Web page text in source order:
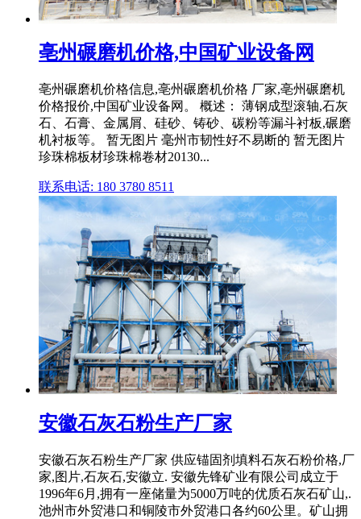
亳州碾磨机价格,中国矿业设备网
亳州碾磨机价格信息,亳州碾磨机价格 厂家,亳州碾磨机
价格报价,中国矿业设备网。 概述： 薄钢成型滚轴,石灰
石、石膏、金属屑、硅砂、铸砂、碳粉等漏斗衬板,碾磨
机衬板等。 暂无图片 毫州市韧性好不易断的 暂无图片
珍珠棉板材珍珠棉卷材20130...
联系电话: 180 3780 8511
安徽石灰石粉生产厂家
安徽石灰石粉生产厂家 供应锚固剂填料石灰石粉价格,厂
家,图片,石灰石,安徽立. 安徽先锋矿业有限公司成立于
1996年6月,拥有一座储量为5000万吨的优质石灰石矿山,.
池州市外贸港口和铜陵市外贸港口各约60公里。矿山拥